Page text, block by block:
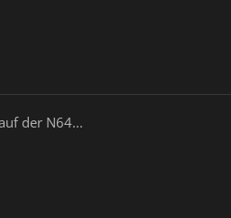
der N64...